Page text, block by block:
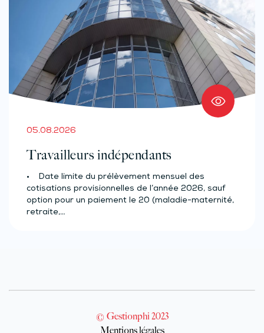
05.08.2026
Travailleurs indépendants
• Date limite du prélèvement mensuel des
cotisations provisionnelles de l’année 2026, sauf
option pour un paiement le 20 (maladie-maternité,
retraite,…
© Gestionphi 2023
Mentions légales